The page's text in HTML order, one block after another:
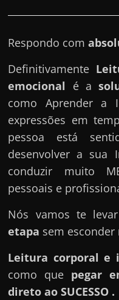
r
t
?
M
a
s
c
o
m
?
🤔
Respondo com
Definitivamente
emocional
é a
como Aprender a
expressões em
pessoa está
desenvolver a sua
conduzir muito
pessoais e
Nós vamos te levar
etapa sem esconder
Leitura corporal e
como que pegar
direto ao SUCESSO .